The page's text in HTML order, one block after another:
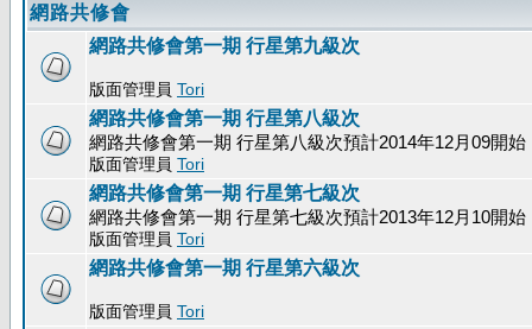
網路共修會
網路共修會第一期 行星第九級次
版面管理員 Tori
網路共修會第一期 行星第八級次
網路共修會第一期 行星第八級次預計2014年12月09開始
版面管理員 Tori
網路共修會第一期 行星第七級次
網路共修會第一期 行星第七級次預計2013年12月10開始
版面管理員 Tori
網路共修會第一期 行星第六級次
版面管理員 Tori